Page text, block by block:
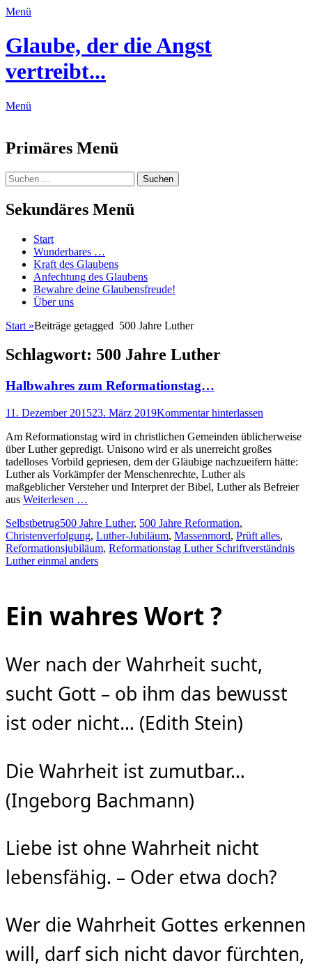
Menü
Glaube, der die Angst
vertreibt...
Menü
Primäres Menü
Zum
Inhalt
springen
Suchen
Suchen
nach:
Sekundäres Menü
Zum
Inhalt
springen
Start
Wunderbares …
Kraft des Glaubens
Anfechtung des Glaubens
Bewahre deine Glaubensfreude!
Über uns
Start »Beiträge getagged 500 Jahre Luther
Schlagwort: 500 Jahre Luther
Halbwahres zum Reformationstag…
Posted
11. Dezember 201523. März 2019Kommentar hinterlassen
Am Reformationstag wird in christlichen Gemeinden üblicherweise
über Luther gepredigt. Unisono wird er als unerreicht großes
tadelloses Vorbild gepriesen, dem der Gläubige nachzueifern hätte:
Luther als Vorkämpfer der Menschenrechte, Luther als
maßgeblicher Versteher und Interpret der Bibel, Luther als Befreier
aus Weiterlesen …
Kategorien
SelbstbetrugSchlagworte
500 Jahre Luther, 500 Jahre Reformation,
Christenverfolgung, Luther-Jubiläum, Massenmord, Prüft alles,
Reformationsjubiläum, Reformationstag Luther Schriftverständnis
Luther einmal anders
Ein wahres Wort ?
Wer nach der Wahrheit sucht,
sucht Gott – ob ihm das bewusst
ist oder nicht… (Edith Stein)
Die Wahrheit ist zumutbar…
(Ingeborg Bachmann)
Liebe ist ohne Wahrheit nicht
lebensfähig. – Oder etwa doch?
Wer die Wahrheit Gottes erkennen
will, darf sich nicht davor fürchten,